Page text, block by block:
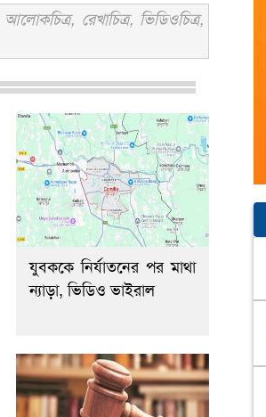
রেখাচিত্র, ভিডিওচিত্র,
যুবককে নির্যাতনের পর মাথা
ন্যাড়া, ভিডিও ভাইরাল